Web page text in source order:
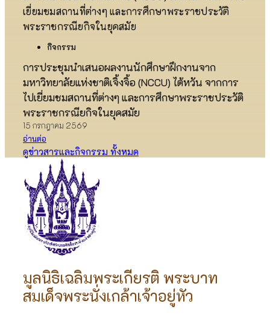
กิจกรรม
การประชุมนำเสนอผลงานนักศึกษาฝึกงานจาก
มหาวิทยาลัยแห่งชาติเจิ้งจิ้อ (NCCU) ไต้หวัน จากการ
ไปเยี่ยมชมสถานที่ต่างๆ และการศึกษาพระราชประวัติ
พระราชกรณียกิจในยุคสมัย
15 กรกฎาคม 2569
อ่านต่อ
ดูข่าวสารและกิจกรรม ทั้งหมด
มูลนิธิเฉลิมพระเกียรติ พระบาท
สมเด็จพระนั่งเกล้าเจ้าอยู่หัว